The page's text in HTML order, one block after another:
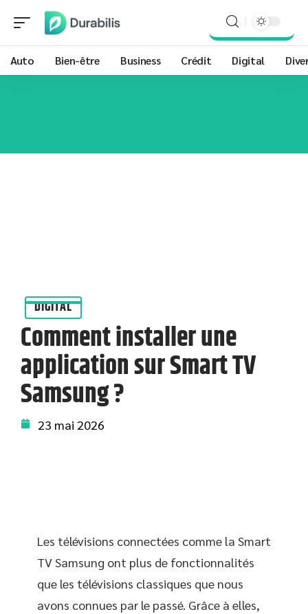
Auto Bien-être Business Crédit Digital
DIGITAL
Comment installer une
application sur Smart TV
Samsung ?
23 mai 2026
Les télévisions connectées comme la Smart
TV Samsung ont plus de fonctionnalités
que les télévisions classiques que nous
avons connues par le passé. Grâce à elles,